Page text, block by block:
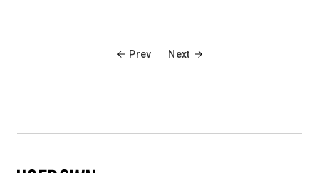
Prev Next